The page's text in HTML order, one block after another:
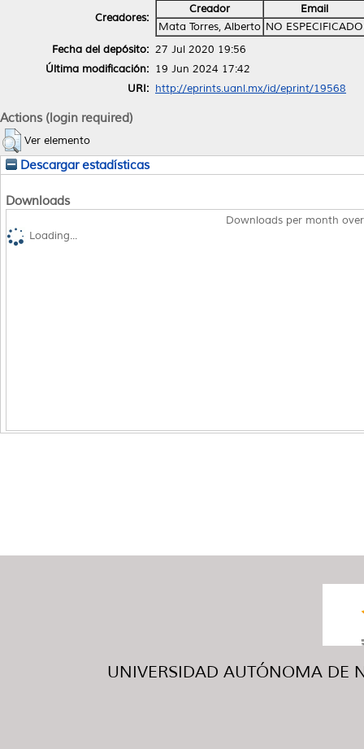
Creadores:
Creador
Email
Mata Torres, Alberto NO ESPECIFICADO
Fecha del depósito: 27 Jul 2020 19:56
Última modificación: 19 Jun 2024 17:42
URI: http://eprints.uanl.mx/id/eprint/19568
Actions (login required)
Ver elemento
Descargar estadísticas
Downloads
Downloads per month
Loading...
UNIVERSIDAD AUTÓNOMA DE